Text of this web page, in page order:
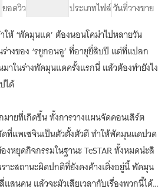
ยอดวิว ประเภทไฟล์วันที่วางขาย
ห้ ‘พัคมุนแด’ ต้องนอนโคม่าไปหลายวัน
างของ ‘รยูกอนอู’ ที่อายุยี่สิบปี แต่ที่แปลก
าในร่างพัคมุนแดครั้งแรกนี่ แล้วต้องทำยังไง
ได้
มายที่เกิดขึ้น ทั้งการวางแผนจัดคอนเสิร์ต
ที่แพเซจินเป็นตัวตั้งตัวตี ทำให้พัคมุนแดปวด
หยุดกิจกรรมในฐานะ TeSTAR ทั้งหมดน่ะสิ
าะสถานะผิดปกติที่ยังคงค้างเติ่งอยู่นี้ พัคมุน
สนคน แล้วจะมัวเสียเวลากับเรื่องพวกนี้ได้